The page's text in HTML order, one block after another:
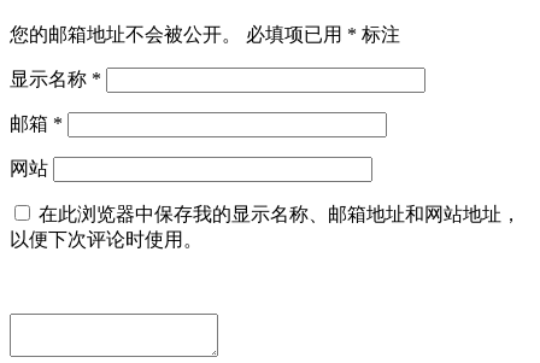
您的邮箱地址不会被公开。 必填项已用 * 标注
显示名称 *
邮箱 *
网站
在此浏览器中保存我的显示名称、邮箱地址和网站地址，
以便下次评论时使用。